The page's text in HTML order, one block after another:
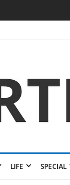
LIFE SPECIAL